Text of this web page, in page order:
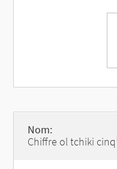
Nom:
Chiffre ol tchiki cinq